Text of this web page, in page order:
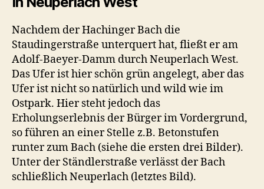
Nachdem der Hachinger Bach die
Staudingerstraße unterquert hat, fließt er am
Adolf-Baeyer-Damm durch Neuperlach West.
Das Ufer ist hier schön grün angelegt, aber das
Ufer ist nicht so natürlich und wild wie im
Ostpark. Hier steht jedoch das
Erholungserlebnis der Bürger im Vordergrund,
so führen an einer Stelle z.B. Betonstufen
runter zum Bach (siehe die ersten drei Bilder).
Unter der Ständlerstraße verlässt der Bach
schließlich Neuperlach (letztes Bild).